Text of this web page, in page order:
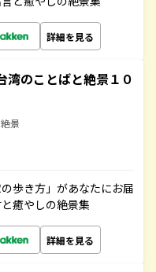
詳細を見る
湾のことばと絶景１０
景
歩き方」があなたにお届
癒やしの絶景集
詳細を見る